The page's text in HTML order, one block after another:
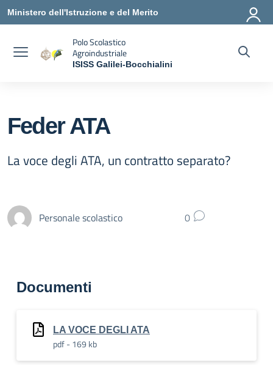
Vai ai contenuti
Vai al menu di navigazione
Vai al footer
Ministero dell'Istruzione e del Merito
Polo Scolastico
Agroindustriale
ISISS Galilei-Bocchialini
Feder ATA
La voce degli ATA, un contratto separato?
Personale scolastico 0
Documenti
LA VOCE DEGLI ATA
pdf - 169 kb